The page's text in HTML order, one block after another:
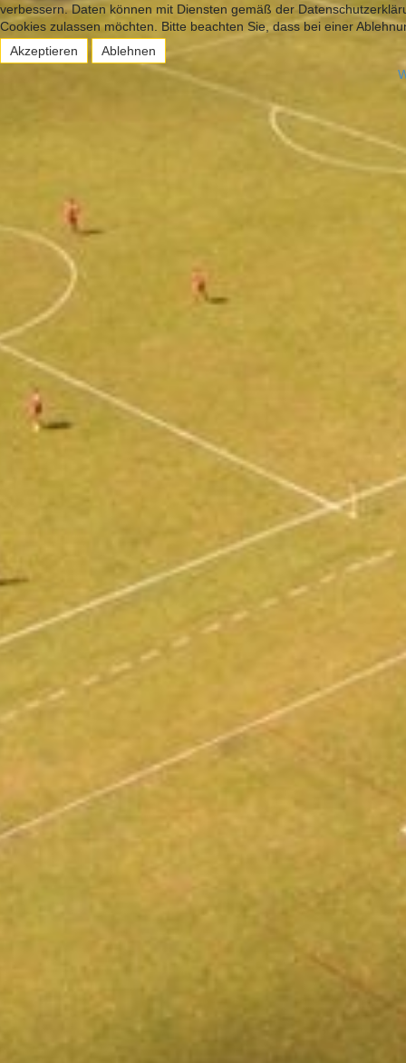
verbessern. Daten können mit Diensten gemäß der
Cookies zulassen möchten. Bitte beachten Sie, dass bei einer
Akzeptieren
Ablehnen